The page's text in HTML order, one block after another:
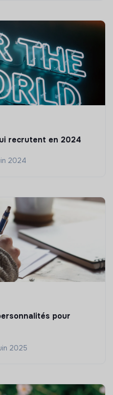
recrutent en 2024
2024
pour
2025